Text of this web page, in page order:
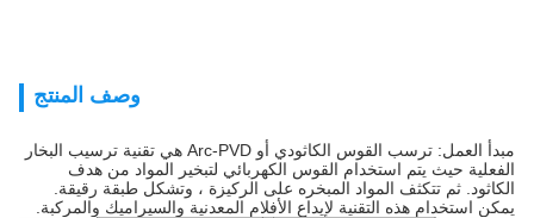
وصف المنتج
مبدأ العمل: ترسب القوس الكاثودي أو Arc-PVD هي تقنية ترسيب البخار
الفعلية حيث يتم استخدام القوس الكهربائي لتبخير المواد من هدف
الكاثود. ثم تتكثف المواد المبخره على الركيزة ، وتشكل طبقة رقيقة.
يمكن استخدام هذه التقنية لإيداع الأفلام المعدنية والسيراميك والمركبة.